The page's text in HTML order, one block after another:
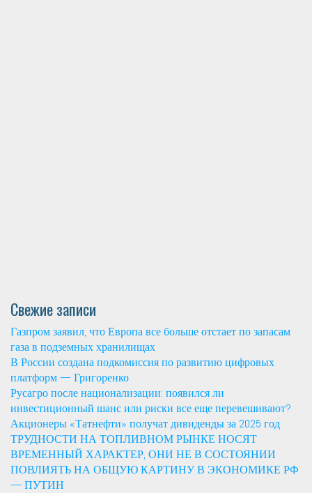
Свежие записи
Газпром заявил, что Европа все больше отстает по запасам
газа в подземных хранилищах
В России создана подкомиссия по развитию цифровых
платформ — Григоренко
Русагро после национализации: появился ли
инвестиционный шанс или риски все еще перевешивают?
Акционеры «Татнефти» получат дивиденды за 2025 год
ТРУДНОСТИ НА ТОПЛИВНОМ РЫНКЕ НОСЯТ
ВРЕМЕННЫЙ ХАРАКТЕР, ОНИ НЕ В СОСТОЯНИИ
ПОВЛИЯТЬ НА ОБЩУЮ КАРТИНУ В ЭКОНОМИКЕ РФ
— ПУТИН